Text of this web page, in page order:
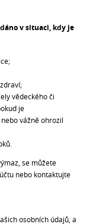
v situaci, kdy je
vědeckého či
je
vážně ohrozil
se můžete
nebo kontaktujte
osobních údajů, a